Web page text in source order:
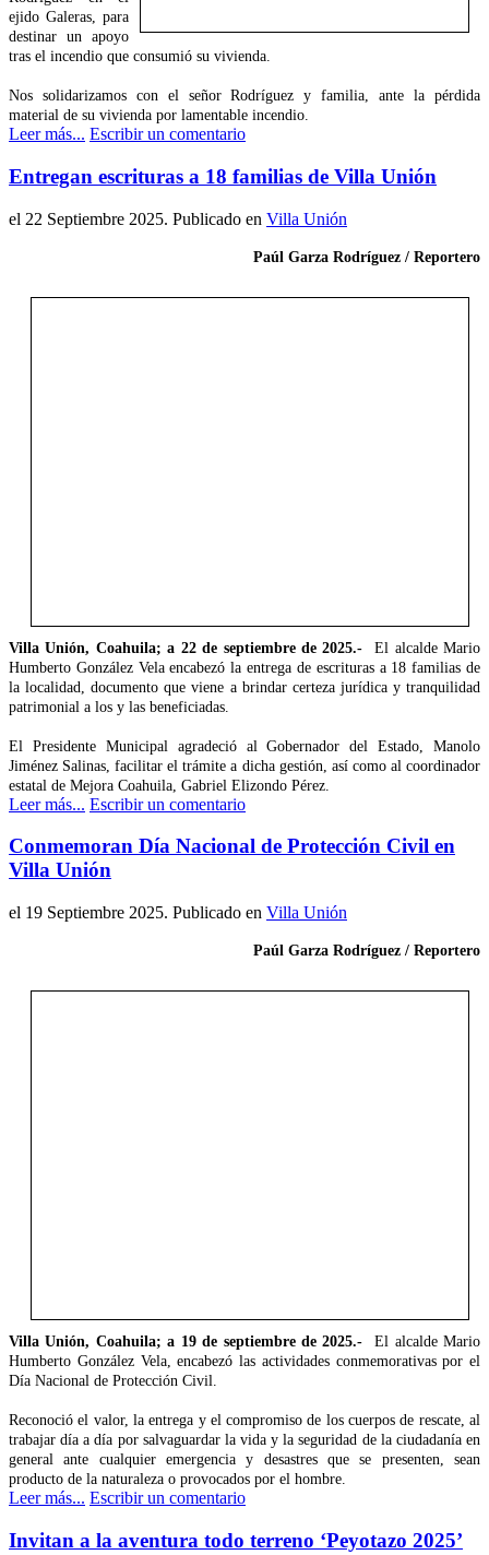
ejido Galeras, para
destinar un apoyo
tras el incendio que consumió su vivienda.
Nos solidarizamos con el señor Rodríguez y familia, ante la pérdida
material de su vivienda por lamentable incendio.
Leer más... Escribir un comentario
Entregan escrituras a 18 familias de Villa Unión
el 22 Septiembre 2025. Publicado en Villa Unión
Paúl Garza Rodríguez / Reportero
Villa Unión, Coahuila; a 22 de septiembre de 2025.- El alcalde Mario
Humberto González Vela encabezó la entrega de escrituras a 18 familias de
la localidad, documento que viene a brindar certeza jurídica y tranquilidad
patrimonial a los y las beneficiadas.
El Presidente Municipal agradeció al Gobernador del Estado, Manolo
Jiménez Salinas, facilitar el trámite a dicha gestión, así como al coordinador
estatal de Mejora Coahuila, Gabriel Elizondo Pérez.
Leer más... Escribir un comentario
Conmemoran Día Nacional de Protección Civil en
Villa Unión
el 19 Septiembre 2025. Publicado en Villa Unión
Paúl Garza Rodríguez / Reportero
Villa Unión, Coahuila; a 19 de septiembre de 2025.-
El alcalde Mario
Humberto González Vela, encabezó las actividades conmemorativas por el
Día Nacional de Protección Civil.
Reconoció el valor, la entrega y el compromiso de los cuerpos de rescate, al
trabajar día a día por salvaguardar la vida y la seguridad de la ciudadanía en
general ante cualquier emergencia y desastres que se presenten, sean
producto de la naturaleza o provocados por el hombre.
Leer más... Escribir un comentario
Invitan a la aventura todo terreno ‘Peyotazo 2025’